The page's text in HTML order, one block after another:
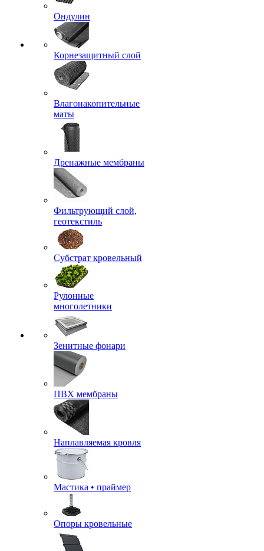
Ондулин
Корнезащитный слой
Влагонакопительные
маты
Дренажные мембраны
Фильтрующий слой,
геотекстиль
Субстрат кровельный
Рулонные
многолетники
Зенитные фонари
ПВХ мембраны
Наплавляемая кровля
Мастика • праймер
Опоры кровельные